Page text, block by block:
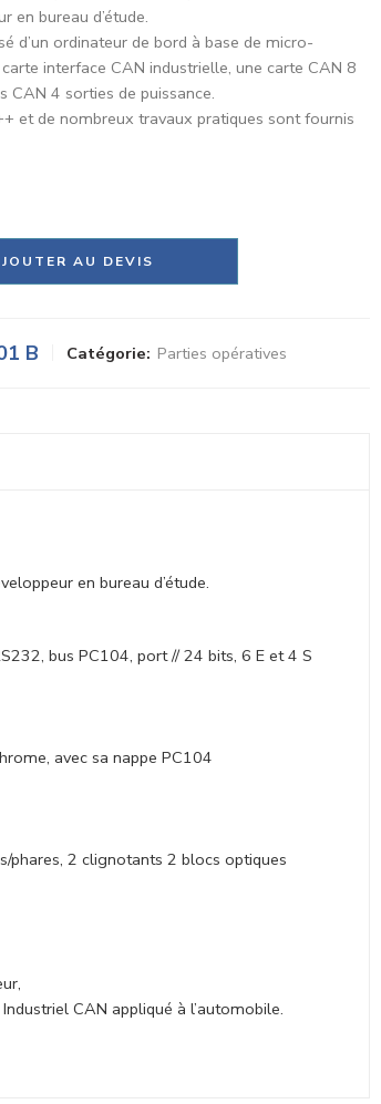
en bureau d’étude.
d’un ordinateur de bord à base de micro-
interface CAN industrielle, une carte CAN 8
CAN 4 sorties de puissance.
et de nombreux travaux pratiques sont fournis
AU DEVIS
B Catégorie: Parties opératives
en bureau d’étude.
bus PC104, port // 24 bits, 6 E et 4 S
avec sa nappe PC104
phares, 2 clignotants 2 blocs optiques
CAN appliqué à l’automobile.